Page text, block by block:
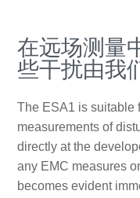
在远场测量
些干扰由我
The ESA1 is suitable
measurements of
directly at the
any EMC measures
becomes evident